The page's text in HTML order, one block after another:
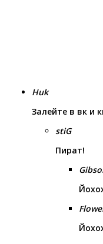
Huk
Залейте в вк и
stiG
Пират!